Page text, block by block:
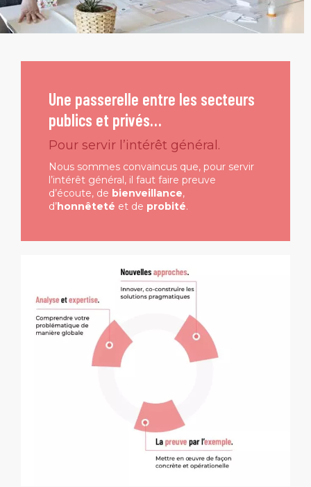
Une passerelle entre les secteurs
publics et privés…
Pour servir l’intérêt général.
Nous sommes convaincus que, pour servir
l’intérêt général, il faut faire preuve
d’écoute, de bienveillance,
d’honnêteté et de probité.